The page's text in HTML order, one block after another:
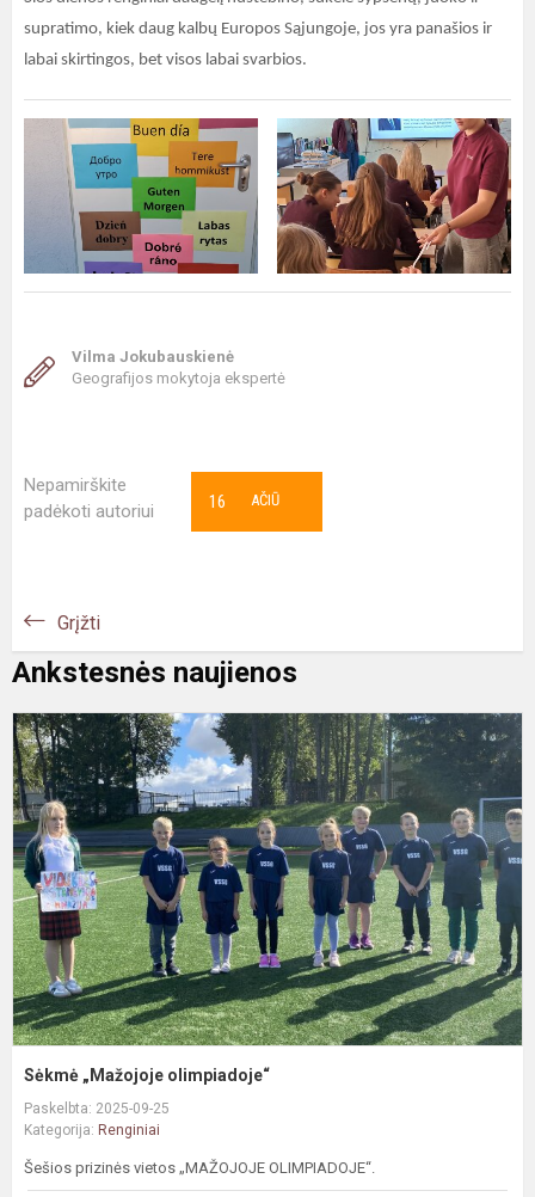
supratimo, kiek daug kalbų Europos Sąjungoje, jos yra panašios ir
labai skirtingos, bet visos labai svarbios.
Vilma Jokubauskienė
Geografijos mokytoja ekspertė
Nepamirškite
padėkoti autoriui
AČIŪ
16
Grįžti
Ankstesnės naujienos
Sėkmė „Mažojoje olimpiadoje“
Paskelbta: 2025-09-25
Kategorija: Renginiai
Šešios prizinės vietos „MAŽOJOJE OLIMPIADOJE“.